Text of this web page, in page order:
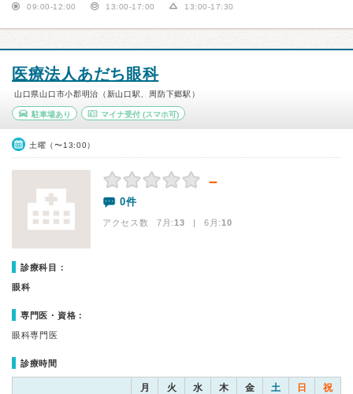
09:00-12:00 13:00-17:00 13:00-17:30
医療法人あだち眼科
山口県山口市小郡明治（新山口駅、周防下郷駅）
駐車場あり マイナ受付(スマホ可)
土曜（〜13:00）
－
0件
アクセス数 7月:13 | 6月:10
診療科目：
眼科
専門医・資格：
眼科専門医
診療時間
月 火 水 木 金 土 日 祝